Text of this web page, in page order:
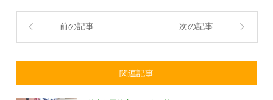
前の記事 次の記事
関連記事